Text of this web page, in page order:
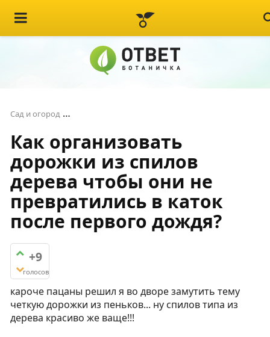
Сад и огород
Как организовать
дорожки из спилов
дерева чтобы они не
превратились в каток
после первого дождя?
+9
голосов
кароче пацаны решил я во дворе замутить тему
четкую дорожки из пеньков... ну спилов типа из
дерева красиво же ваще!!!